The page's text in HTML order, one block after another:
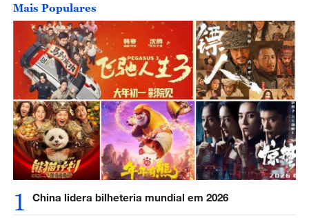
Mais Populares
1 China lidera bilheteria mundial em 2026